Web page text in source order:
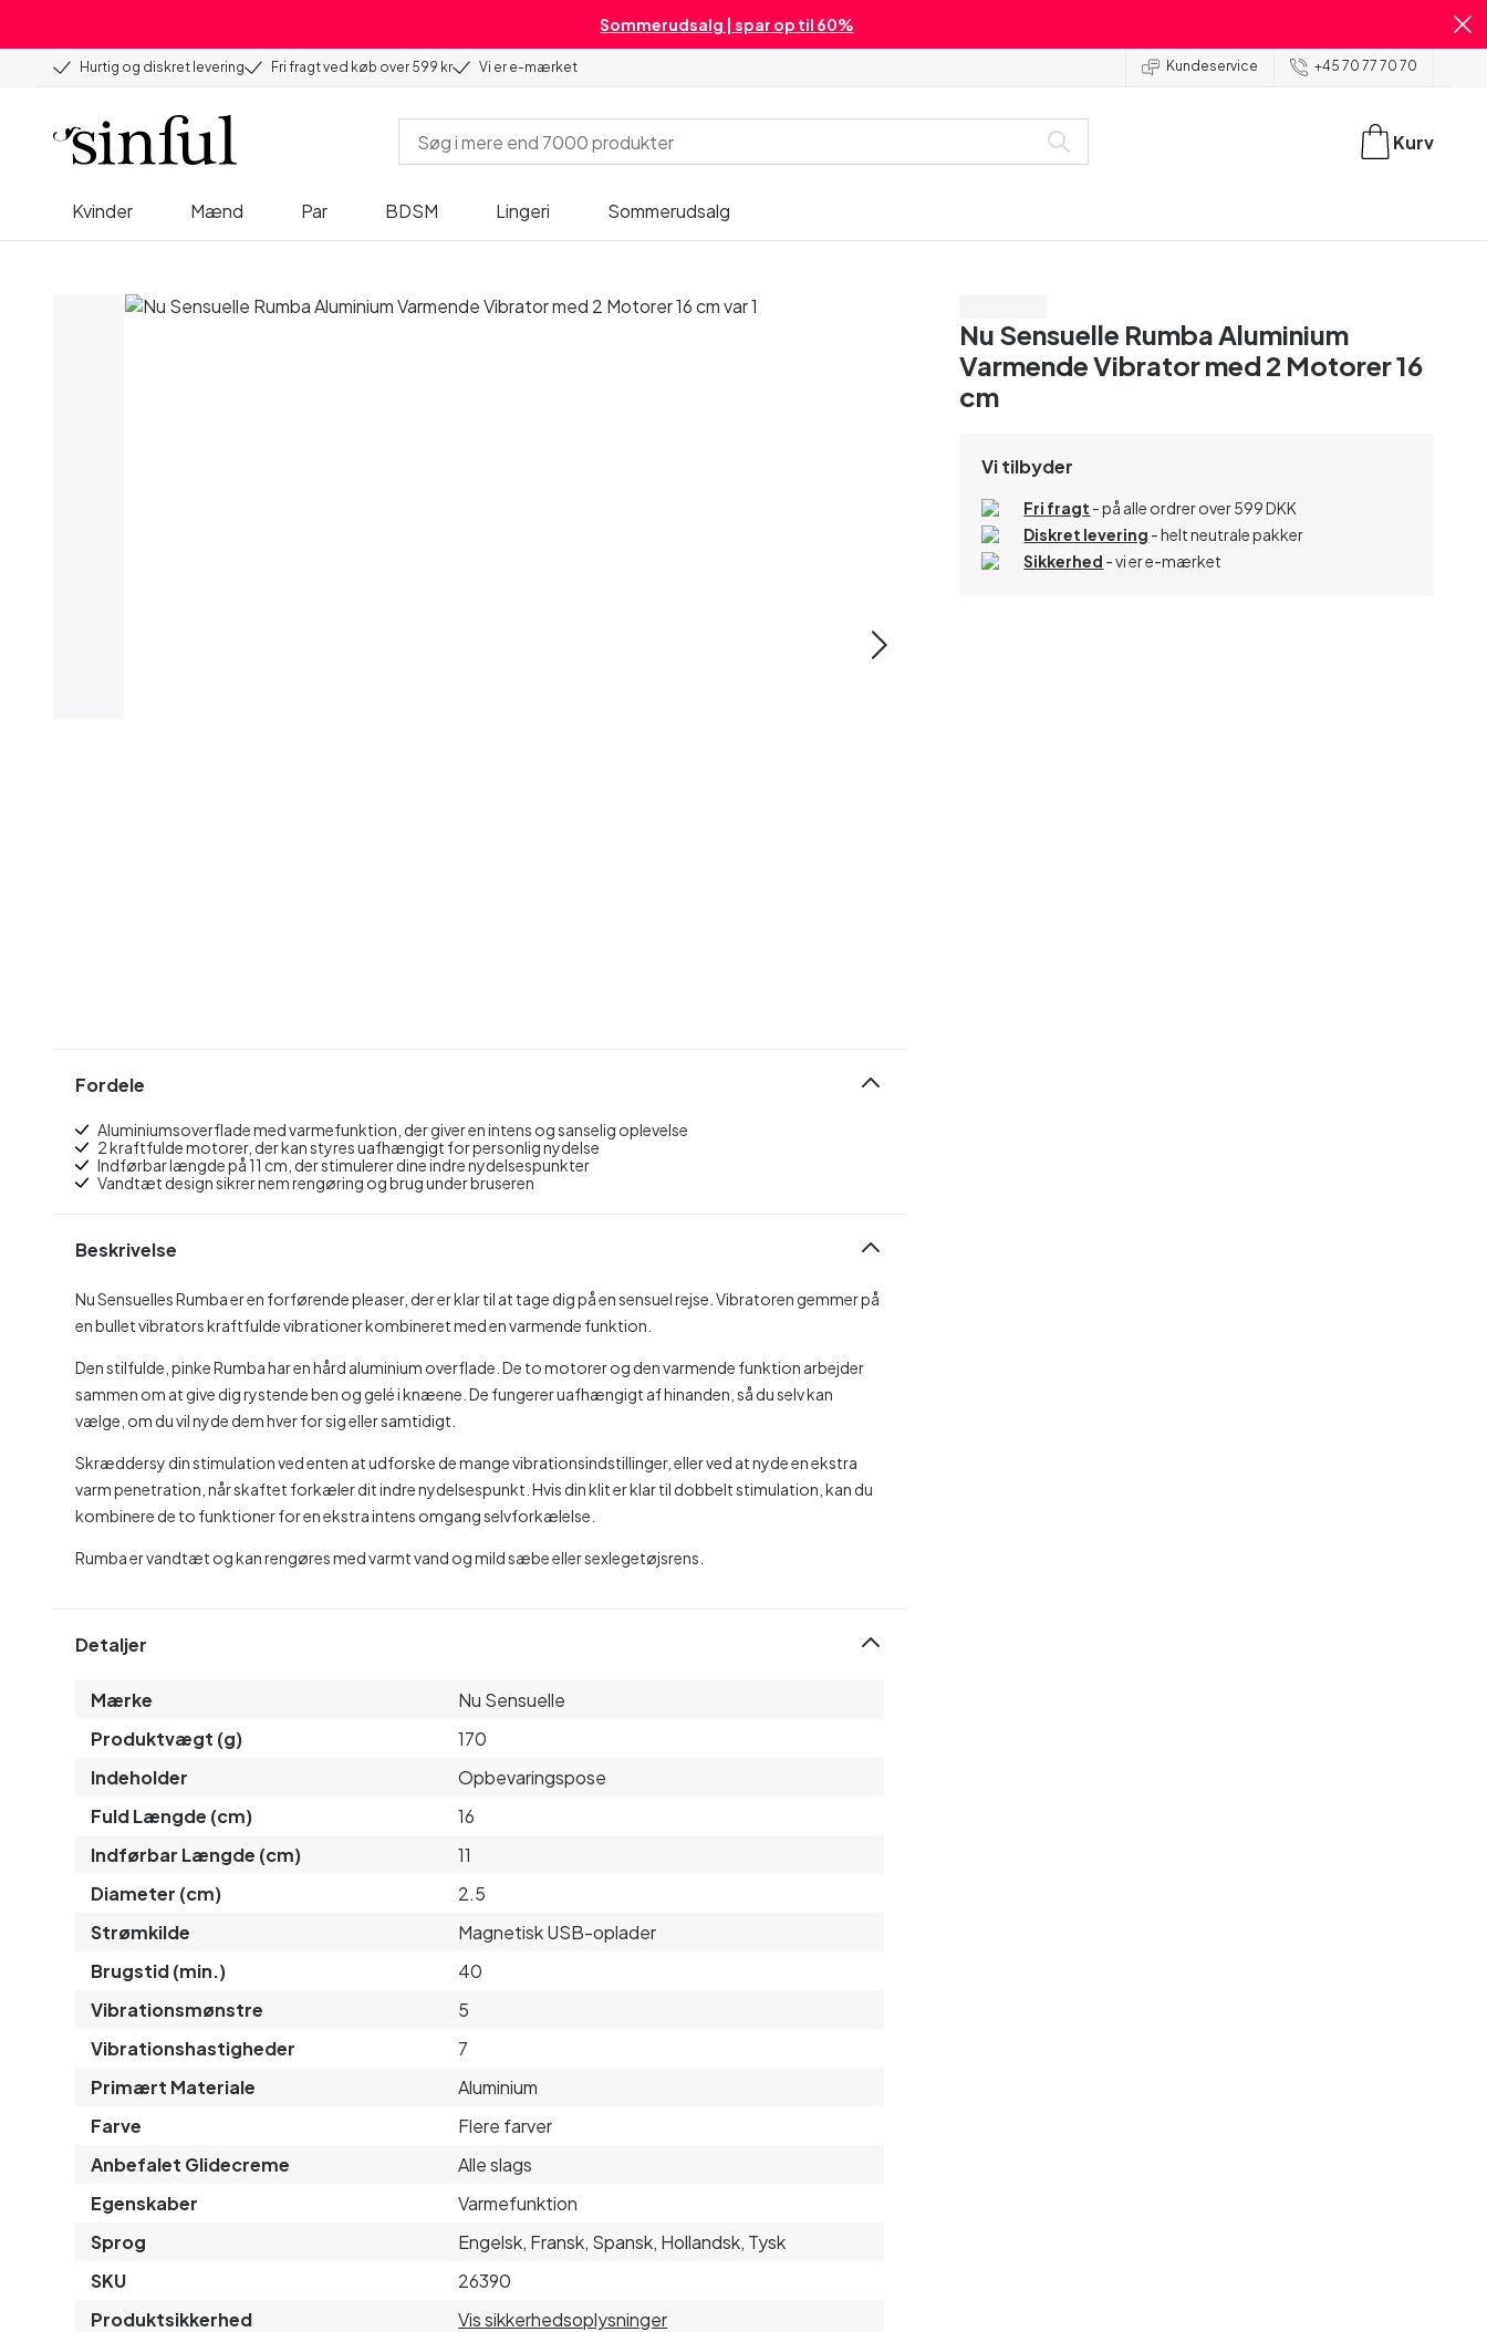
Sommerudsalg | spar op til 60%
Hurtig og diskret levering Fri fragt ved køb over 599 kr Vi er e-mærket Kundeservice +45 70 77 70 70
Kvinder Mænd Par BDSM Lingeri Sommerudsalg
Kurv
Nu Sensuelle Rumba Aluminium
Varmende Vibrator med 2 Motorer 16
cm
Vi tilbyder
Fri fragt - på alle ordrer over 599 DKK
Diskret levering - helt neutrale pakker
Sikkerhed - vi er e-mærket
Fordele
Aluminiumsoverflade med varmefunktion, der giver en intens og sanselig oplevelse
2 kraftfulde motorer, der kan styres uafhængigt for personlig nydelse
Indførbar længde på 11 cm, der stimulerer dine indre nydelsespunkter
Vandtæt design sikrer nem rengøring og brug under bruseren
Beskrivelse
Nu Sensuelles Rumba er en forførende pleaser, der er klar til at tage dig på en sensuel rejse. Vibratoren gemmer på
en bullet vibrators kraftfulde vibrationer kombineret med en varmende funktion.
Den stilfulde, pinke Rumba har en hård aluminium overflade. De to motorer og den varmende funktion arbejder
sammen om at give dig rystende ben og gelé i knæene. De fungerer uafhængigt af hinanden, så du selv kan
vælge, om du vil nyde dem hver for sig eller samtidigt.
Skræddersy din stimulation ved enten at udforske de mange vibrationsindstillinger, eller ved at nyde en ekstra
varm penetration, når skaftet forkæler dit indre nydelsespunkt. Hvis din klit er klar til dobbelt stimulation, kan du
kombinere de to funktioner for en ekstra intens omgang selvforkælelse.
Rumba er vandtæt og kan rengøres med varmt vand og mild sæbe eller sexlegetøjsrens.
Detaljer
Mærke
Nu Sensuelle
Produktvægt (g)
170
Indeholder
Opbevaringspose
Fuld Længde (cm)
16
Indførbar Længde (cm)
11
Diameter (cm)
2.5
Strømkilde
Magnetisk USB-oplader
Brugstid (min.)
40
Vibrationsmønstre
5
Vibrationshastigheder
7
Primært Materiale
Aluminium
Farve
Flere farver
Anbefalet Glidecreme
Alle slags
Egenskaber
Varmefunktion
Sprog
Engelsk, Fransk, Spansk, Hollandsk, Tysk
SKU
26390
Produktsikkerhed
Vis sikkerhedsoplysninger